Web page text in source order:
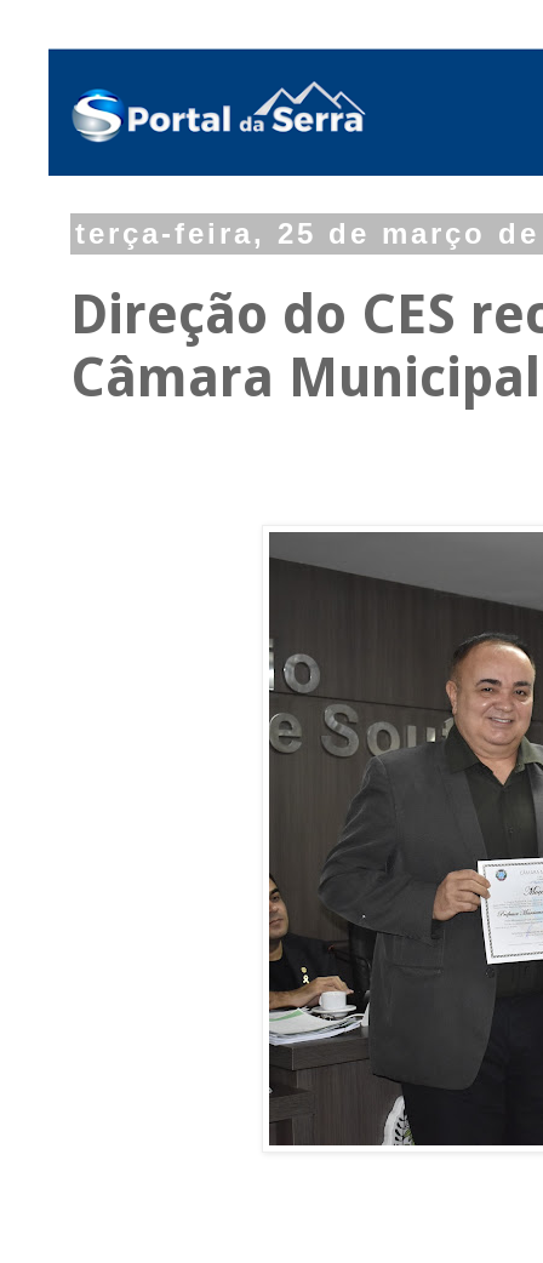
terça-feira, 25 de março de
Direção do CES
Câmara